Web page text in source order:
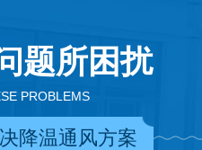
题所困扰
PROBLEMS
降温通风方案